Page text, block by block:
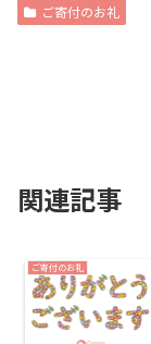
ご寄付のお礼
関連記事
ご寄付のお礼